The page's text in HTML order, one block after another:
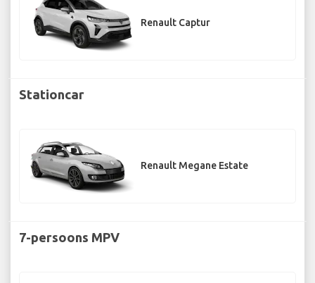
Renault Captur
Stationcar
Renault Megane Estate
7-persoons MPV